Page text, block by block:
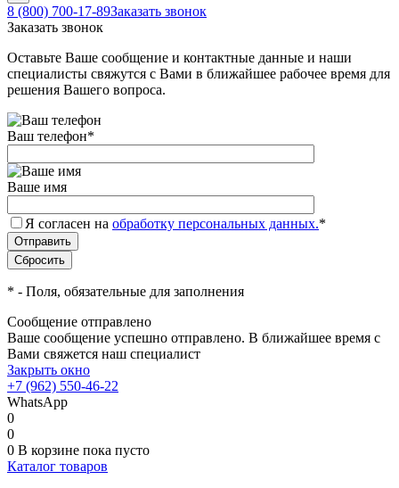
8 (800) 700-17-89Заказать звонок
Заказать звонок
Оставьте Ваше сообщение и контактные данные и наши
специалисты свяжутся с Вами в ближайшее рабочее время для
решения Вашего вопроса.
Ваш телефон*
Ваше имя
Я согласен на обработку персональных данных.*
* - Поля, обязательные для заполнения
Сообщение отправлено
Ваше сообщение успешно отправлено. В ближайшее время с
Вами свяжется наш специалист
Закрыть окно
+7 (962) 550-46-22
WhatsApp
0
0
0 В корзине пока пусто
Каталог товаров